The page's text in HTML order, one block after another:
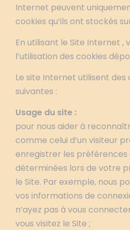
Internet peuvent
cookies qu’ils ont stockés
En utilisant le Site Internet ,
l’utilisation des cookies
Le site Internet utilisent des
suivantes :
Usage du site :
pour nous aider à
comme celui d’un visiteur
enregistrer les préférences
déterminées lors de votre
le Site. Par exemple, nous
vos informations de
n’ayez pas à vous
vous visitez le Site ;